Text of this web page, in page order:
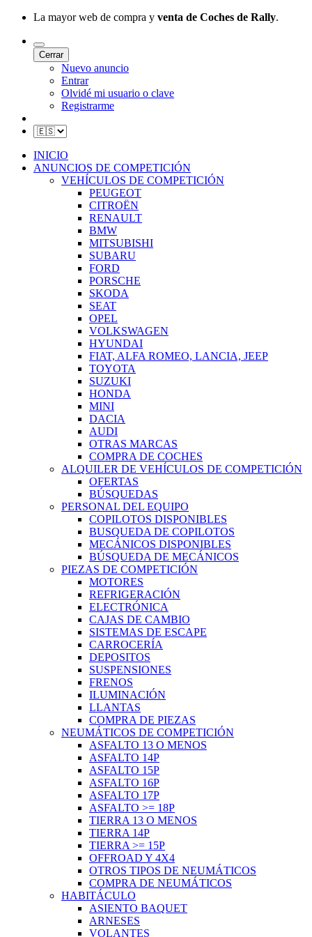
La mayor web de compra y venta de Coches de Rally.
Cerrar
Nuevo anuncio
Entrar
Olvidé mi usuario o clave
Registrarme
INICIO
ANUNCIOS DE COMPETICIÓN
VEHÍCULOS DE COMPETICIÓN
PEUGEOT
CITROËN
RENAULT
BMW
MITSUBISHI
SUBARU
FORD
PORSCHE
SKODA
SEAT
OPEL
VOLKSWAGEN
HYUNDAI
FIAT, ALFA ROMEO, LANCIA, JEEP
TOYOTA
SUZUKI
HONDA
MINI
DACIA
AUDI
OTRAS MARCAS
COMPRA DE COCHES
ALQUILER DE VEHÍCULOS DE COMPETICIÓN
OFERTAS
BÚSQUEDAS
PERSONAL DEL EQUIPO
COPILOTOS DISPONIBLES
BUSQUEDA DE COPILOTOS
MECÁNICOS DISPONIBLES
BÚSQUEDA DE MECÁNICOS
PIEZAS DE COMPETICIÓN
MOTORES
REFRIGERACIÓN
ELECTRÓNICA
CAJAS DE CAMBIO
SISTEMAS DE ESCAPE
CARROCERÍA
DEPOSITOS
SUSPENSIONES
FRENOS
ILUMINACIÓN
LLANTAS
COMPRA DE PIEZAS
NEUMÁTICOS DE COMPETICIÓN
ASFALTO 13 O MENOS
ASFALTO 14P
ASFALTO 15P
ASFALTO 16P
ASFALTO 17P
ASFALTO >= 18P
TIERRA 13 O MENOS
TIERRA 14P
TIERRA >= 15P
OFFROAD Y 4X4
OTROS TIPOS DE NEUMÁTICOS
COMPRA DE NEUMÁTICOS
HABITÁCULO
ASIENTO BAQUET
ARNESES
VOLANTES